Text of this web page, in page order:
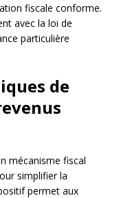
fiscale conforme.
avec la loi de
particulière
de
mécanisme fiscal
simplifier la
permet aux